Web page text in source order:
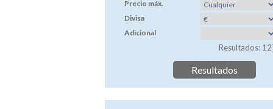
Precio máx.
Divisa
Adicional
Resultados: